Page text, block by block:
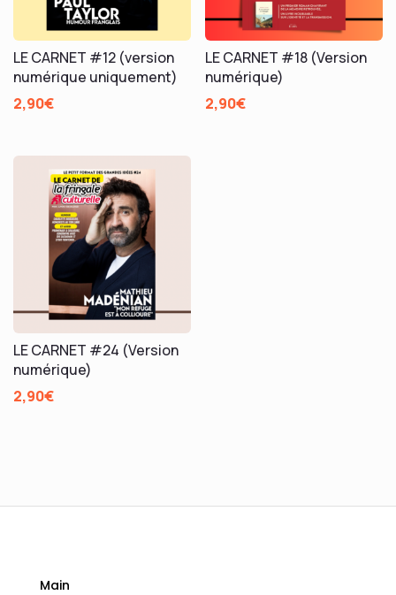
LE CARNET #12 (version
numérique uniquement)
2,90€
LE CARNET #18 (Version
numérique)
2,90€
LE CARNET #24 (Version
numérique)
2,90€
Main